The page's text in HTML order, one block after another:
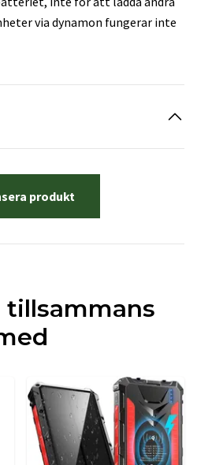
via dynamon fungerar inte
produkt
tillsammans